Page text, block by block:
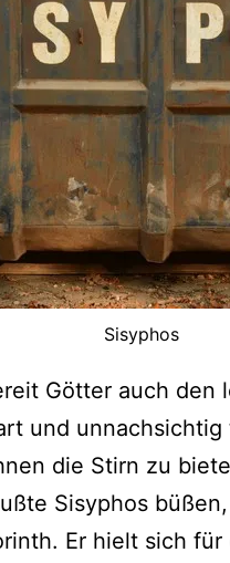
Sisyphos
Götter auch den
und
die Stirn zu
Sisyphos
Er hielt sich